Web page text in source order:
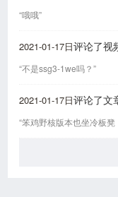
“哦哦”
2021-01-17日评论了视
“不是ssg3-1we吗？”
2021-01-17日评论了文
“笨鸡野核版本也坐冷板